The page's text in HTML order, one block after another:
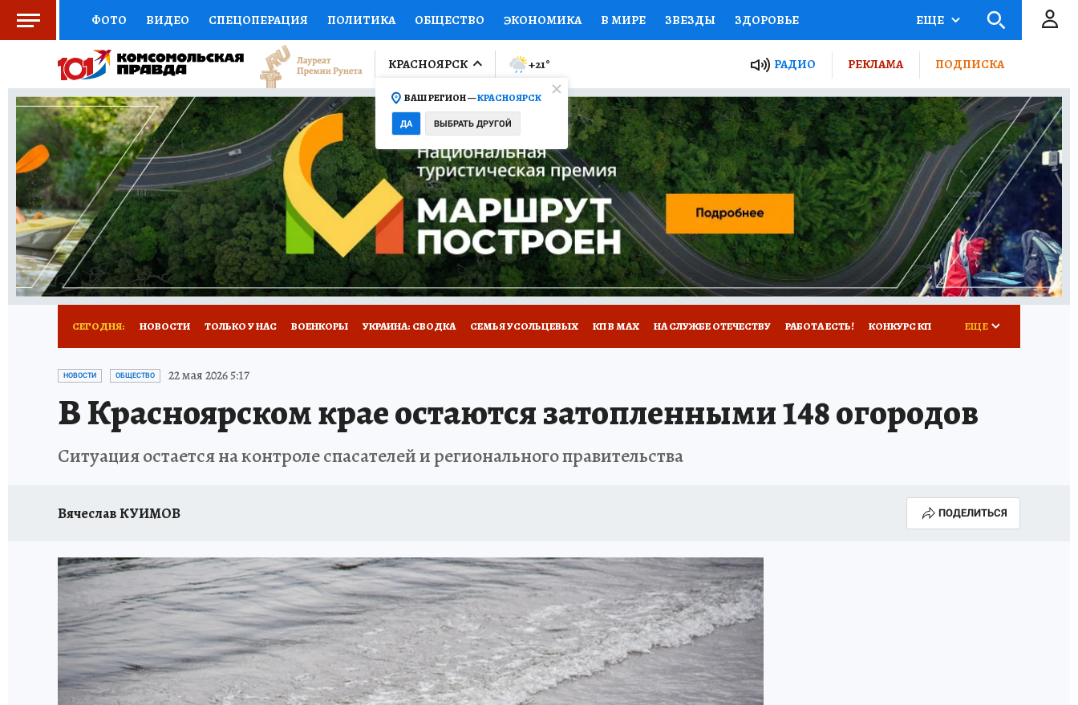
ФОТО ВИДЕО СПЕЦОПЕРАЦИЯ ПОЛИТИКА ОБЩЕСТВО ЭКОНОМИКА В МИРЕ ЗВЕЗДЫ ЗДОРОВЬЕ
СОЦПОДДЕРЖКА НАУКА СПОРТ КОЛУМНИСТЫ ПРОИСШЕСТВИЯ НАЦИОНАЛЬНЫЕ ПРОЕКТЫ РОССИИ
ВЫБОР ЭКСПЕРТОВ ДОКТОР ФИНАНСЫ ОТКРЫВАЕМ МИР Я ЗНАЮ СЕМЬЯ ЖЕНСКИЕ СЕКРЕТЫ ПУТЕВОДИТЕЛЬ
КНИЖНАЯ ПОЛКА ПРОГНОЗЫ НА СПОРТ ПРОМОКОДЫ СЕРИАЛЫ СПЕЦПРОЕКТЫ ДЕФИЦИТ ЖЕЛЕЗА ТУРИЗМ
ПРЕСС-ЦЕНТР НЕДВИЖИМОСТЬ ТЕЛЕВИЗОР КОЛЛЕКЦИИ КОНКУРСЫ РАБОТА У НАС ГИД ПОТРЕБИТЕЛЯ ВСЕ О КП
РАДИО КП РЕКЛАМА ТЕСТЫ НОВОЕ НА САЙТЕ
ЕЩЕ
КРАСНОЯРСК
ВАШ РЕГИОН —КРАСНОЯРСК
ДА ВЫБРАТЬ ДРУГОЙ
+21° РАДИО РЕКЛАМА ПОДПИСКА
СЕГОДНЯ: НОВОСТИ ТОЛЬКО У НАС ВОЕНКОРЫ УКРАИНА: СВОДКА СЕМЬЯ УСОЛЬЦЕВЫХ КП В МАХ НА СЛУЖБЕ ОТЕЧЕСТВУ РАБОТА ЕСТЬ! КОНКУРС КП
ОТДЫХ В РОССИИ ЗАПОВЕДНАЯ РОССИЯ
ЕЩЕ
НОВОСТИ ОБЩЕСТВО 22 мая 2026 5:17
В Красноярском крае остаются затопленными 148 огородов
Ситуация остается на контроле спасателей и регионального правительства
Вячеслав КУИМОВ ПОДЕЛИТЬСЯ